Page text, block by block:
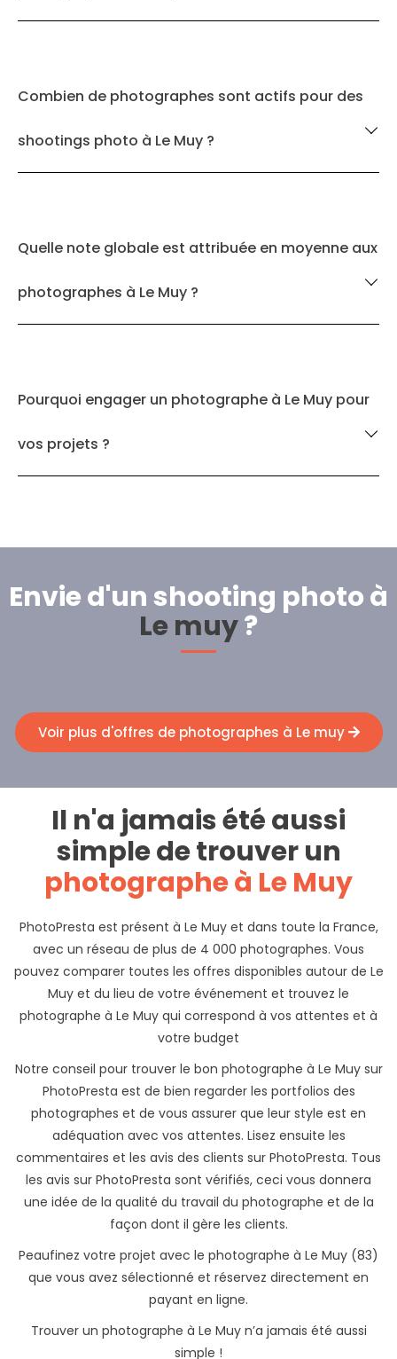
Combien de photographes sont actifs pour des
shootings photo à Le Muy ?
Quelle note globale est attribuée en moyenne aux
photographes à Le Muy ?
Pourquoi engager un photographe à Le Muy pour
vos projets ?
Envie d'un shooting photo à
Le muy?
Voir plus d'offres de photographes à Le muy
Il n'a jamais été aussi
simple de trouver un
photographe à Le Muy
PhotoPresta est présent à Le Muy et dans toute la France,
avec un réseau de plus de 4 000 photographes. Vous
pouvez comparer toutes les offres disponibles autour de Le
Muy et du lieu de votre événement et trouvez le
photographe à Le Muy qui correspond à vos attentes et à
votre budget
Notre conseil pour trouver le bon photographe à Le Muy sur
PhotoPresta est de bien regarder les portfolios des
photographes et de vous assurer que leur style est en
adéquation avec vos attentes. Lisez ensuite les
commentaires et les avis des clients sur PhotoPresta. Tous
les avis sur PhotoPresta sont vérifiés, ceci vous donnera
une idée de la qualité du travail du photographe et de la
façon dont il gère les clients.
Peaufinez votre projet avec le photographe à Le Muy (83)
que vous avez sélectionné et réservez directement en
payant en ligne.
Trouver un photographe à Le Muy n’a jamais été aussi
simple !